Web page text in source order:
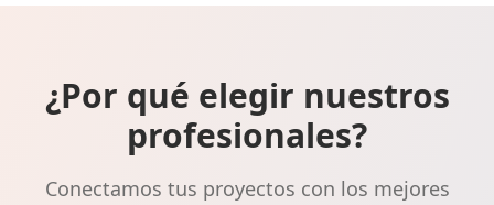
¿Por qué elegir nuestros
profesionales?
Conectamos tus proyectos con los mejores